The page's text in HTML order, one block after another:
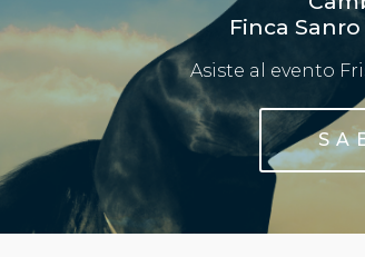
Finca
Asiste al evento
S A